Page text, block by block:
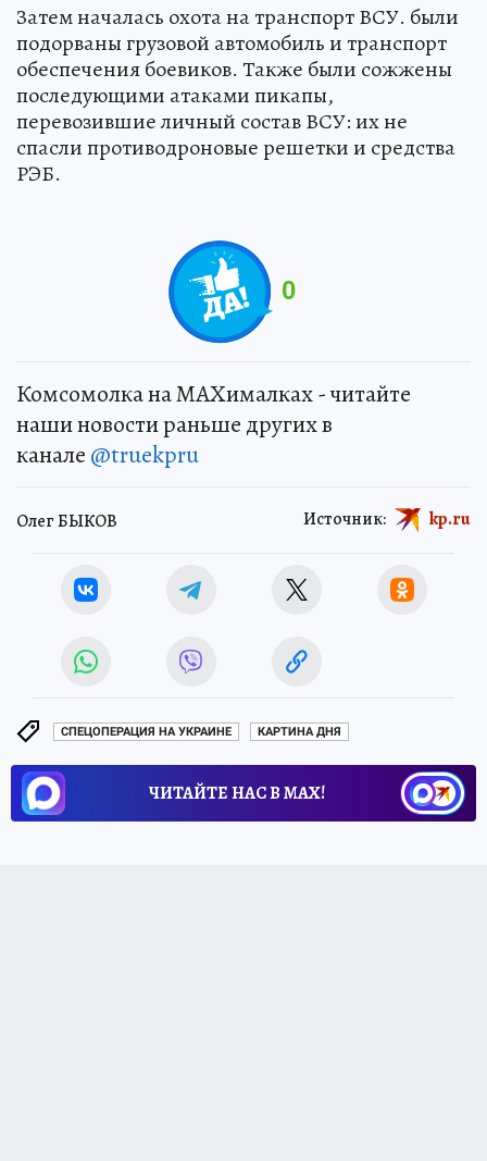
Затем началась охота на транспорт ВСУ. были
подорваны грузовой автомобиль и транспорт
обеспечения боевиков. Также были сожжены
последующими атаками пикапы,
перевозившие личный состав ВСУ: их не
спасли противодроновые решетки и средства
РЭБ.
0
Комсомолка на MAXималках - читайте
наши новости раньше других в
канале @truekpru
Олег БЫКОВ Источник: kp.ru
СПЕЦОПЕРАЦИЯ НА УКРАИНЕ КАРТИНА ДНЯ
ЧИТАЙТЕ НАС В МАХ!